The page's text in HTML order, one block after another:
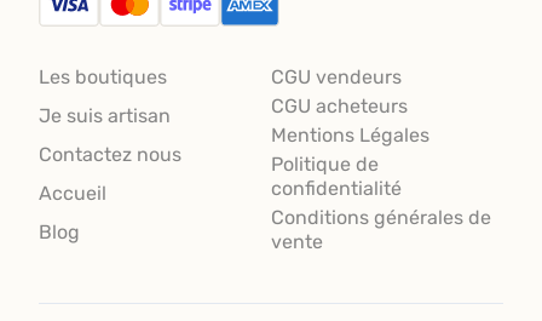
Les boutiques
Je suis artisan
Contactez nous
Accueil
Blog
CGU vendeurs
CGU acheteurs
Mentions Légales
Politique de
confidentialité
Conditions générales de
vente